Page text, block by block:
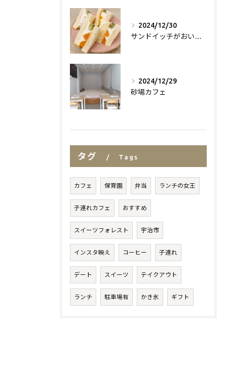
2024/12/30
サンドイッチがおいしいお店
2024/12/29
砂場カフェ
タグ Tags
カフェ 保育園 弁当 ランチの女王
子連れカフェ おすすめ
スイーツフォレスト 宇治市
インスタ映え コーヒー 子連れ
デート スイーツ テイクアウト
ランチ 駐車場有 かき氷 ギフト